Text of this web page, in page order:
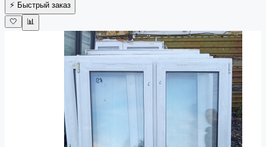
⚡ Быстрый заказ
🤍
📊